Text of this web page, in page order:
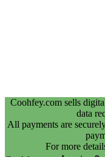
Coohfey.com sells
data
All payments are
For more